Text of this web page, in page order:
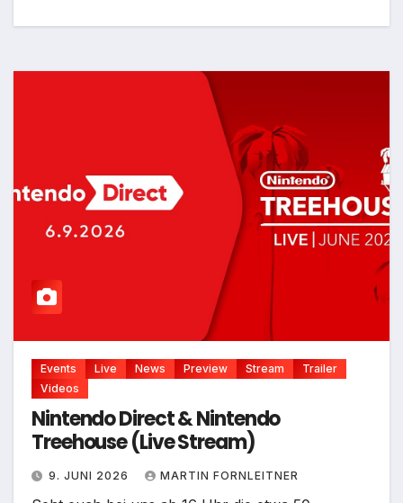
Events Live News Preview Stream
Trailer
Videos
Nintendo Direct & Nintendo
Treehouse (Live Stream)
9. JUNI 2026 MARTIN FORNLEITNER